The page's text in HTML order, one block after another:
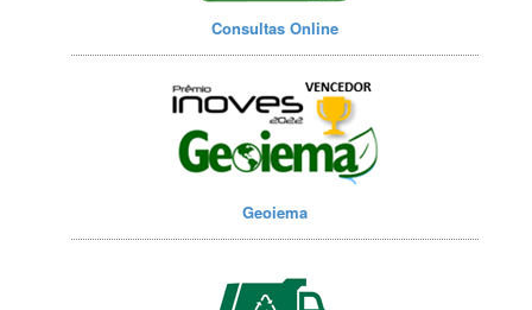
Consultas Online
Geoiema